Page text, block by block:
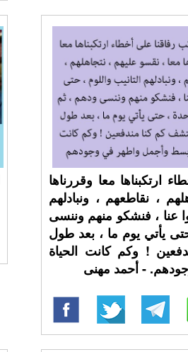
ارتكبناها معا وقررناها
، نقاطعهم ، ونبادلهم
عنا ، فنشكو منهم وننسى
يأتي يوم ما ، بعد طول
! وكم كانت الحياة
- أحمد مهنى